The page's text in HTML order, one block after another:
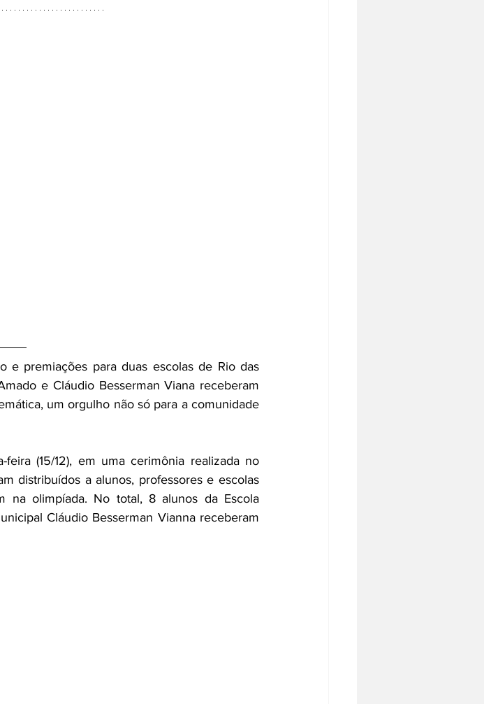
premiações para duas escolas de Rio das
e Cláudio Besserman Viana receberam
um orgulho não só para a comunidade
(15/12), em uma cerimônia realizada no
distribuídos a alunos, professores e escolas
na olimpíada. No total, 8 alunos da Escola
Cláudio Besserman Vianna receberam